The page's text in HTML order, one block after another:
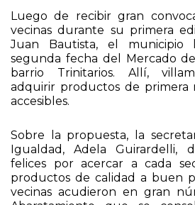
Luego de recibir gran
vecinas durante su primera
Juan Bautista, el
segunda fecha del Mercado
barrio Trinitarios. Allí,
adquirir productos de primera
accesibles.
Sobre la propuesta, la
Igualdad, Adela Guirardelli,
felices por acercar a cada
productos de calidad a buen
vecinas acudieron en gran